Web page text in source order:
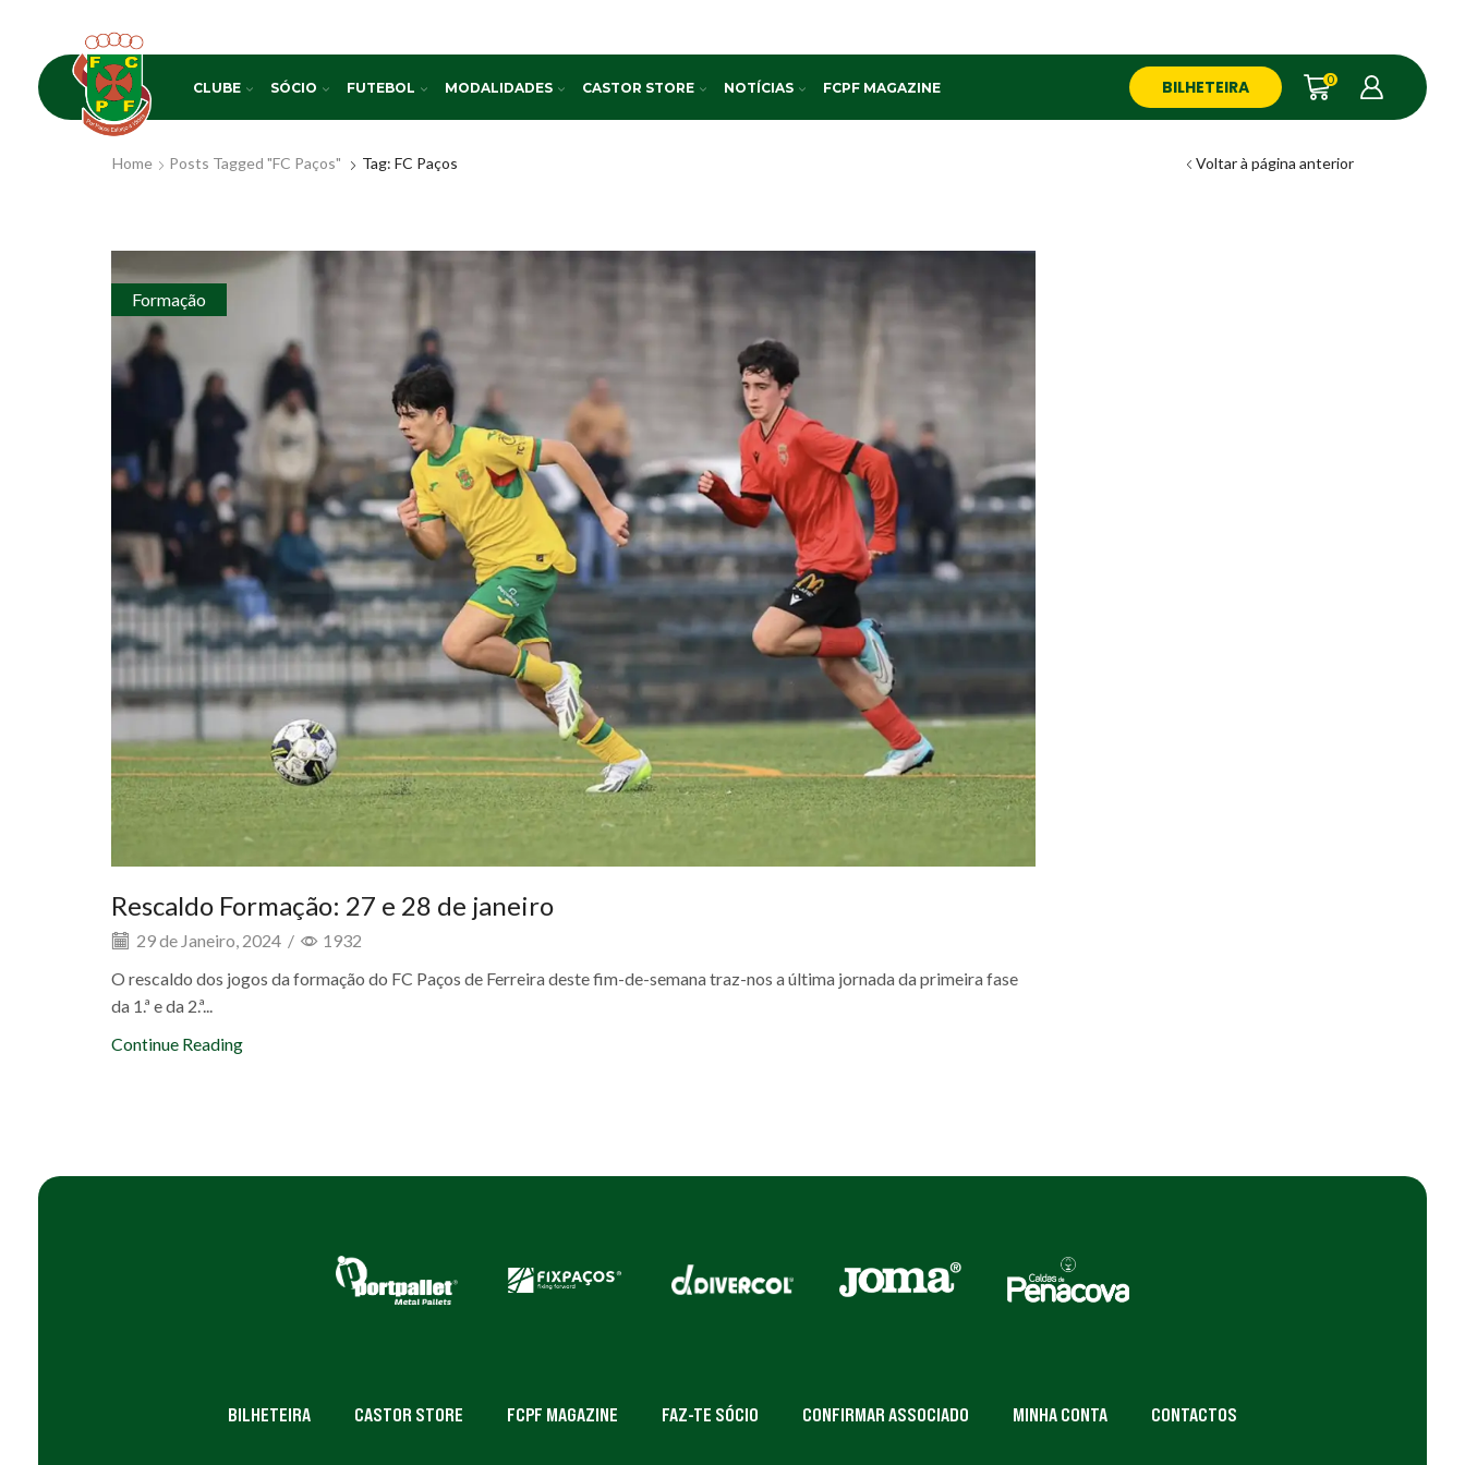
CLUBE SÓCIO FUTEBOL MODALIDADES CASTOR STORE NOTÍCIAS FCPF MAGAZINE BILHETEIRA 0
Voltar à página anterior
Home Posts Tagged "FC Paços" Tag: FC Paços
Formação
Rescaldo Formação: 27 e 28 de janeiro
29 de Janeiro, 2024 /
1932
O rescaldo dos jogos da formação do FC Paços de Ferreira deste fim-de-semana traz-nos a última jornada da primeira fase
da 1.ª e da 2.ª...
Continue Reading
BILHETEIRA CASTOR STORE FCPF MAGAZINE FAZ-TE SÓCIO CONFIRMAR ASSOCIADO MINHA CONTA CONTACTOS